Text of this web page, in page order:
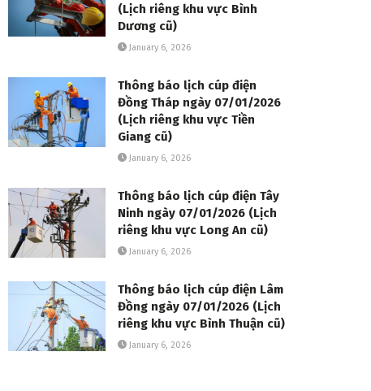
(Lịch riêng khu vực Bình
Dương cũ)
January 6, 2026
Thông báo lịch cúp điện
Đồng Tháp ngày 07/01/2026
(Lịch riêng khu vực Tiền
Giang cũ)
January 6, 2026
Thông báo lịch cúp điện Tây
Ninh ngày 07/01/2026 (Lịch
riêng khu vực Long An cũ)
January 6, 2026
Thông báo lịch cúp điện Lâm
Đồng ngày 07/01/2026 (Lịch
riêng khu vực Bình Thuận cũ)
January 6, 2026